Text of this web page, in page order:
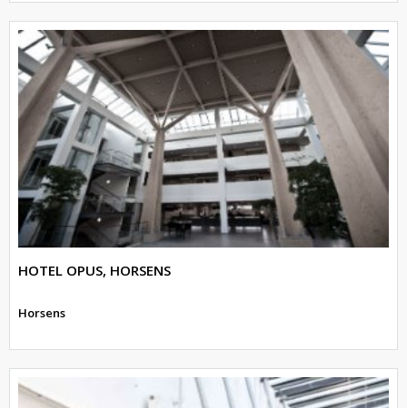
HOTEL OPUS, HORSENS
Horsens